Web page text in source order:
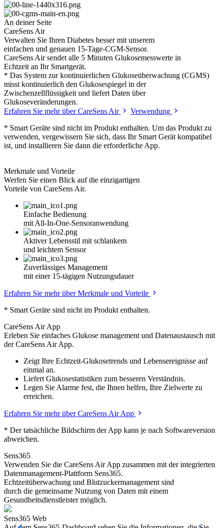
An deiner Seite
CareSens Air
Verwalten Sie Ihren Diabetes besser mit unserem
einfachen und genauen 15-Tage-CGM-Sensor.
CareSens Air sendet alle 5 Minuten Glukosemesswerte in
Echtzeit an Ihr Smartgerät.
* Das System zur kontinuierlichen Glukoseüberwachung (CGMS)
misst kontinuierlich den Glukosespiegel in der
Zwischenzellflüssigkeit und liefert Daten über
Glukoseveränderungen.
Erfahren Sie mehr über CareSens Air
Verwendung
* Smart Geräte sind nicht im Produkt enthalten. Um das Produkt zu
verwenden, vergewissern Sie sich, dass Ihr Smart Gerät kompatibel
ist, und installieren Sie dann die erforderliche App.
Merkmale und Vorteile
Werfen Sie einen Blick auf die einzigartigen
Vorteile von CareSens Air.
Einfache Bedienung
mit All-In-One-Sensoranwendung
Aktiver Lebensstil mit schlankem
und leichtem Sensor
Zuverlässiges Management
mit einer 15-tägigen Nutzungsdauer
Erfahren Sie mehr über Merkmale und Vorteile
* Smart Geräte sind nicht im Produkt enthalten.
CareSens Air App
Erleben Sie einfaches Glukose management und Datenaustausch mit
der CareSens Air App.
Zeigt Ihre Echtzeit-Glukosetrends und Lebensereignisse auf
einmal an.
Liefert Glukosestatistiken zum besseren Verständnis.
Legen Sie Alarme fest, die Ihnen helfen, Ihre Zielwerte zu
erreichen.
Erfahren Sie mehr über CareSens Air App
* Der tatsächliche Bildschirm der App kann je nach Softwareversion
abweichen.
Sens365
Verwenden Sie die CareSens Air App zusammen mit der integrierten
Datenmanagement-Plattform Sens365.
Echtzeitüberwachung und Blutzuckermanagement sind
durch die gemeinsame Nutzung von Daten mit einem
Gesundheitsdienstleister möglich.
Sens365 Web